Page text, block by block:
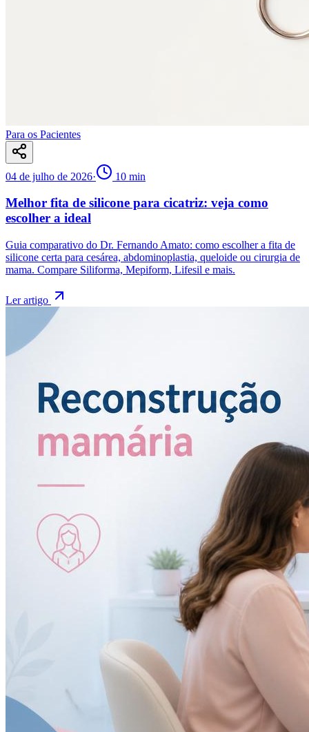
Para os Pacientes
04 de julho de 2026· 10 min
Melhor fita de silicone para cicatriz: veja como
escolher a ideal
Guia comparativo do Dr. Fernando Amato: como escolher a fita de
silicone certa para cesárea, abdominoplastia, queloide ou cirurgia de
mama. Compare Siliforma, Mepiform, Lifesil e mais.
Ler artigo